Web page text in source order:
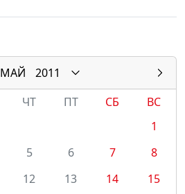
МАЙ
2011
ЧТ ПТ СБ
ВС
1
5 6 7
8
12 13 14
15